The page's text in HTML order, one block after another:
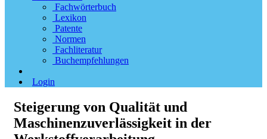
Fachwörterbuch
Lexikon
Patente
Normen
Fachliteratur
Buchempfehlungen
Login
Steigerung von Qualität und
Maschinenzuverlässigkeit in der